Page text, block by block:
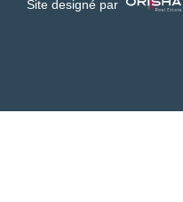
Site designé par